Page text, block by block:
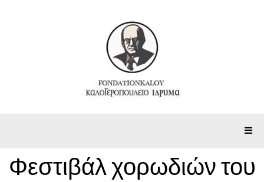
Φεστιβάλ χορωδιών του